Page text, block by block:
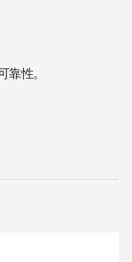
靠性。